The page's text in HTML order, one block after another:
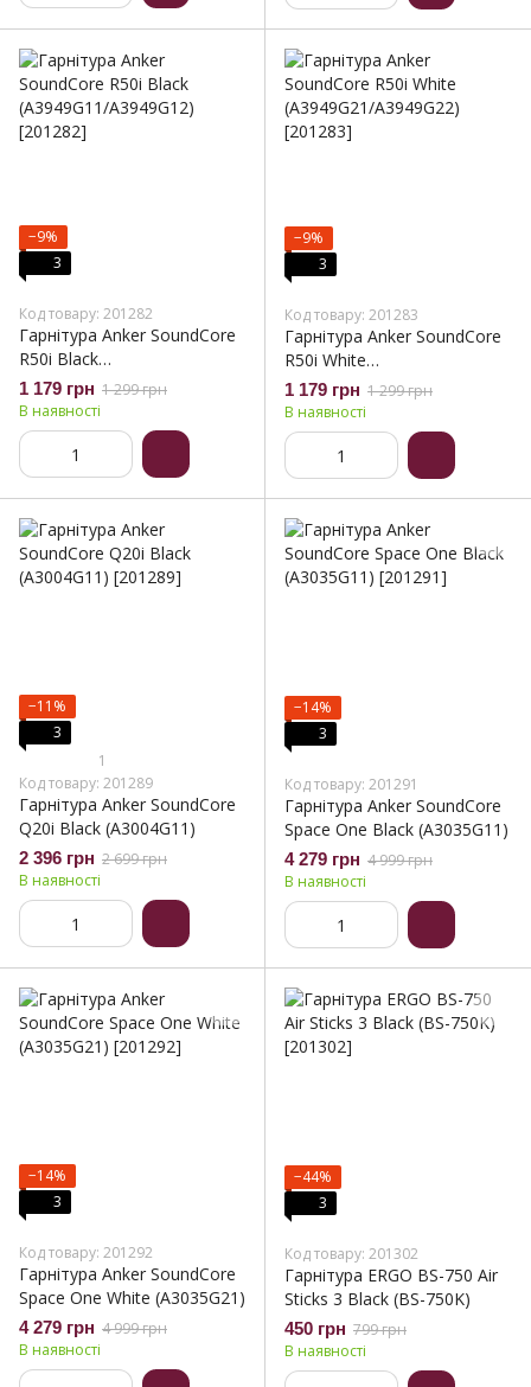
−9%
3
Код товару: 201282
Гарнітура Anker SoundСore
R50i Black
(A3949G11/A3949G12)
1 179 грн 1 299 грн
В наявності
−9%
3
Код товару: 201283
Гарнітура Anker SoundСore
R50i White
(A3949G21/A3949G22)
1 179 грн 1 299 грн
В наявності
−11%
3
1
Код товару: 201289
Гарнітура Anker SoundСore
Q20i Black (A3004G11)
2 396 грн 2 699 грн
В наявності
−14%
3
Код товару: 201291
Гарнітура Anker SoundСore
Space One Black (A3035G11)
4 279 грн 4 999 грн
В наявності
−14%
3
Код товару: 201292
Гарнітура Anker SoundСore
Space One White (A3035G21)
4 279 грн 4 999 грн
В наявності
−44%
3
Код товару: 201302
Гарнітура ERGO BS-750 Air
Sticks 3 Black (BS-750K)
450 грн 799 грн
В наявності